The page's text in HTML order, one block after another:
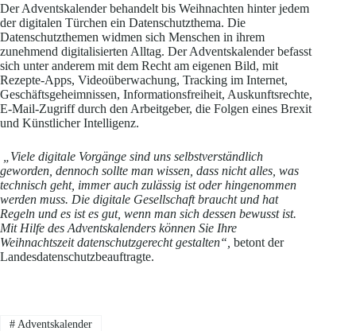
Der Adventskalender behandelt bis Weihnachten hinter jedem
der digitalen Türchen ein Datenschutzthema. Die
Datenschutzthemen widmen sich Menschen in ihrem
zunehmend digitalisierten Alltag. Der Adventskalender befasst
sich unter anderem mit dem Recht am eigenen Bild, mit
Rezepte-Apps, Videoüberwachung, Tracking im Internet,
Geschäftsgeheimnissen, Informationsfreiheit, Auskunftsrechte,
E-Mail-Zugriff durch den Arbeitgeber, die Folgen eines Brexit
und Künstlicher Intelligenz.
„Viele digitale Vorgänge sind uns selbstverständlich
geworden, dennoch sollte man wissen, dass nicht alles, was
technisch geht, immer auch zulässig ist oder hingenommen
werden muss. Die digitale Gesellschaft braucht und hat
Regeln und es ist es gut, wenn man sich dessen bewusst ist.
Mit Hilfe des Adventskalenders können Sie Ihre
Weihnachtszeit datenschutzgerecht gestalten“, betont der
Landesdatenschutzbeauftragte.
#Adventskalender